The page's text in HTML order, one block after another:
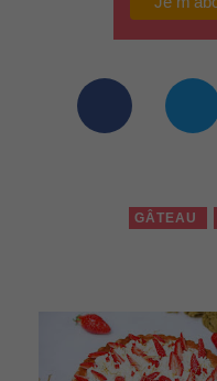
GÂTEAU